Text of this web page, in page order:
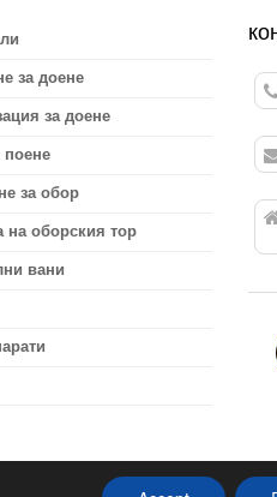
за доене
за доене
поене
за обор
на оборския тор
вани